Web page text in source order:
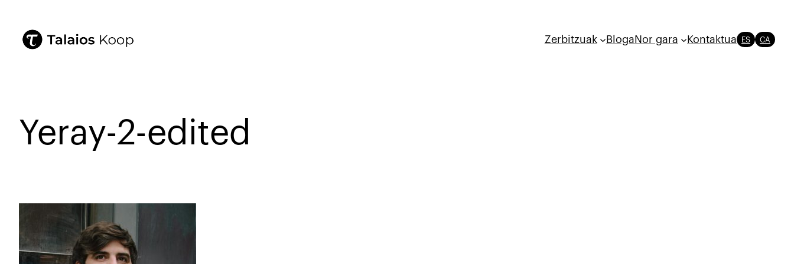
Zerbitzuak Bloga Nor gara Kontaktua ES CA
Yeray-2-edited